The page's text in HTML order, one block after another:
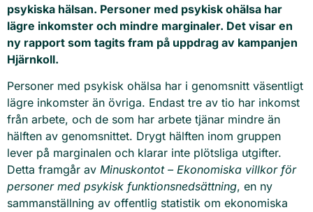
psykiska hälsan. Personer med psykisk ohälsa har
lägre inkomster och mindre marginaler. Det visar en
ny rapport som tagits fram på uppdrag av kampanjen
Hjärnkoll.
Personer med psykisk ohälsa har i genomsnitt väsentligt
lägre inkomster än övriga. Endast tre av tio har inkomst
från arbete, och de som har arbete tjänar mindre än
hälften av genomsnittet. Drygt hälften inom gruppen
lever på marginalen och klarar inte plötsliga utgifter.
Detta framgår av Minuskontot – Ekonomiska villkor för
personer med psykisk funktionsnedsättning, en ny
sammanställning av offentlig statistik om ekonomiska